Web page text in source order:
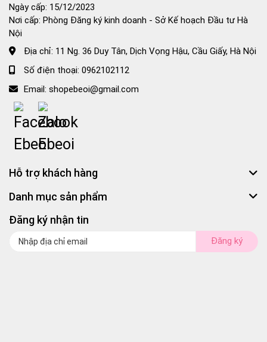
Ngày cấp: 15/12/2023
Nơi cấp: Phòng Đăng ký kinh doanh - Sở Kế hoạch Đầu tư Hà
Nội
Địa chỉ: 11 Ng. 36 Duy Tân, Dịch Vọng Hậu, Cầu Giấy, Hà Nội
Số điện thoại: 0962102112
Email: shopebeoi@gmail.com
Hỗ trợ khách hàng
Danh mục sản phẩm
Đăng ký nhận tin
Đăng ký